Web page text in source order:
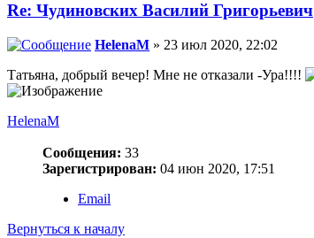
Re: Чудиновских Василий Григорьевич
HelenaM » 23 июл 2020, 22:02
Татьяна, добрый вечер! Мне не отказали -Ура!!!!
HelenaM
Сообщения: 33
Зарегистрирован: 04 июн 2020, 17:51
Email
Вернуться к началу